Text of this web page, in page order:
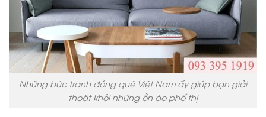
Những bức tranh đồng quê Việt Nam ấy giúp bạn giải
thoát khỏi những ồn ào phố thị